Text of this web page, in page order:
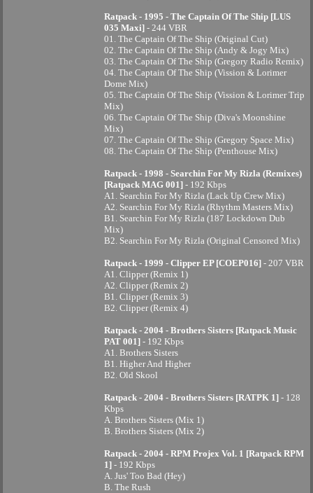
Ratpack - 1995 - The Captain Of The Ship [LUS
035 Maxi] - 244 VBR
01. The Captain Of The Ship (Original Cut)
02. The Captain Of The Ship (Andy & Jogy Mix)
03. The Captain Of The Ship (Gregory Radio Remix)
04. The Captain Of The Ship (Vission & Lorimer
Dome Mix)
05. The Captain Of The Ship (Vission & Lorimer Trip
Mix)
06. The Captain Of The Ship (Diva's Moonshine
Mix)
07. The Captain Of The Ship (Gregory Space Mix)
08. The Captain Of The Ship (Penthouse Mix)
Ratpack - 1998 - Searchin For My Rizla (Remixes)
[Ratpack MAG 001] - 192 Kbps
A1. Searchin For My Rizla (Lack Up Crew Mix)
A2. Searchin For My Rizla (Rhythm Masters Mix)
B1. Searchin For My Rizla (187 Lockdown Dub
Mix)
B2. Searchin For My Rizla (Original Censored Mix)
Ratpack - 1999 - Clipper EP [COEP016] - 207 VBR
A1. Clipper (Remix 1)
A2. Clipper (Remix 2)
B1. Clipper (Remix 3)
B2. Clipper (Remix 4)
Ratpack - 2004 - Brothers Sisters [Ratpack Music
PAT 001] - 192 Kbps
A1. Brothers Sisters
B1. Higher And Higher
B2. Old Skool
Ratpack - 2004 - Brothers Sisters [RATPK 1] - 128
Kbps
A. Brothers Sisters (Mix 1)
B. Brothers Sisters (Mix 2)
Ratpack - 2004 - RPM Projex Vol. 1 [Ratpack RPM
1] - 192 Kbps
A. Jus' Too Bad (Hey)
B. The Rush